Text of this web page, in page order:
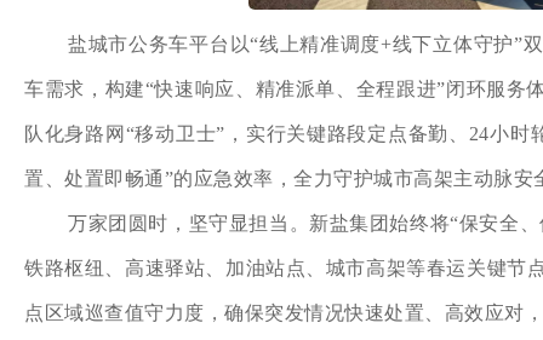
盐城市公务车平台以“线上精准调度+线下立体守护”
车需求，构建“快速响应、精准派单、全程跟进”闭环服
队化身路网“移动卫士”，实行关键路段定点备勤、24小
置、处置即畅通”的应急效率，全力守护城市高架主动脉安
万家团圆时，坚守显担当。新盐集团始终将“保安全
铁路枢纽、高速驿站、加油站点、城市高架等春运关键节
点区域巡查值守力度，确保突发情况快速处置、高效应对